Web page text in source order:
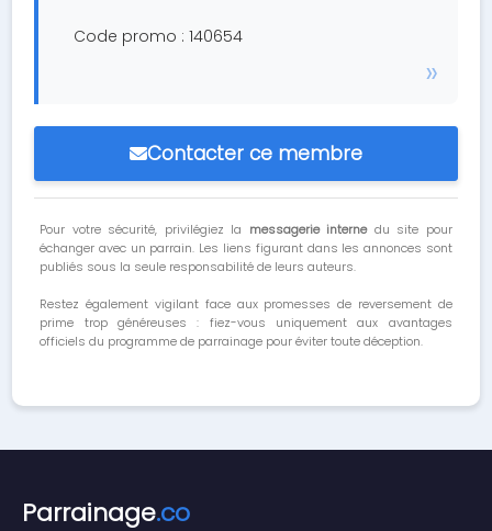
Code promo : 140654
Contacter ce membre
Pour votre sécurité, privilégiez la messagerie internedu site pour
échanger avec un parrain. Les liens figurant dans les annonces sont
publiés sous la seule responsabilité de leurs auteurs.
Restez également vigilant face aux promesses de reversement de
prime trop généreuses : fiez-vous uniquement aux avantages
officiels du programme de parrainage pour éviter toute déception.
Parrainage.co